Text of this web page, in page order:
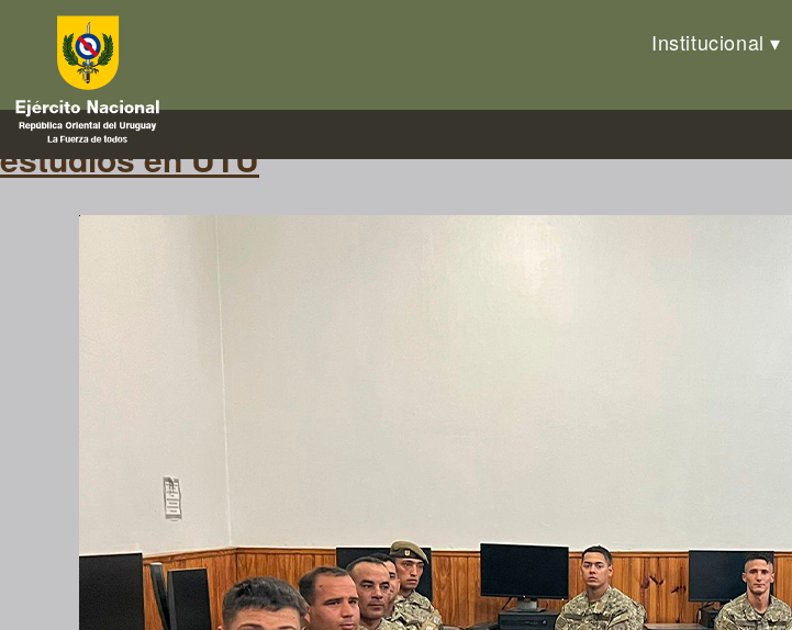
Institucional
oportunidad
Oportunidades de formación: personal del ámbito
estudios en UTU